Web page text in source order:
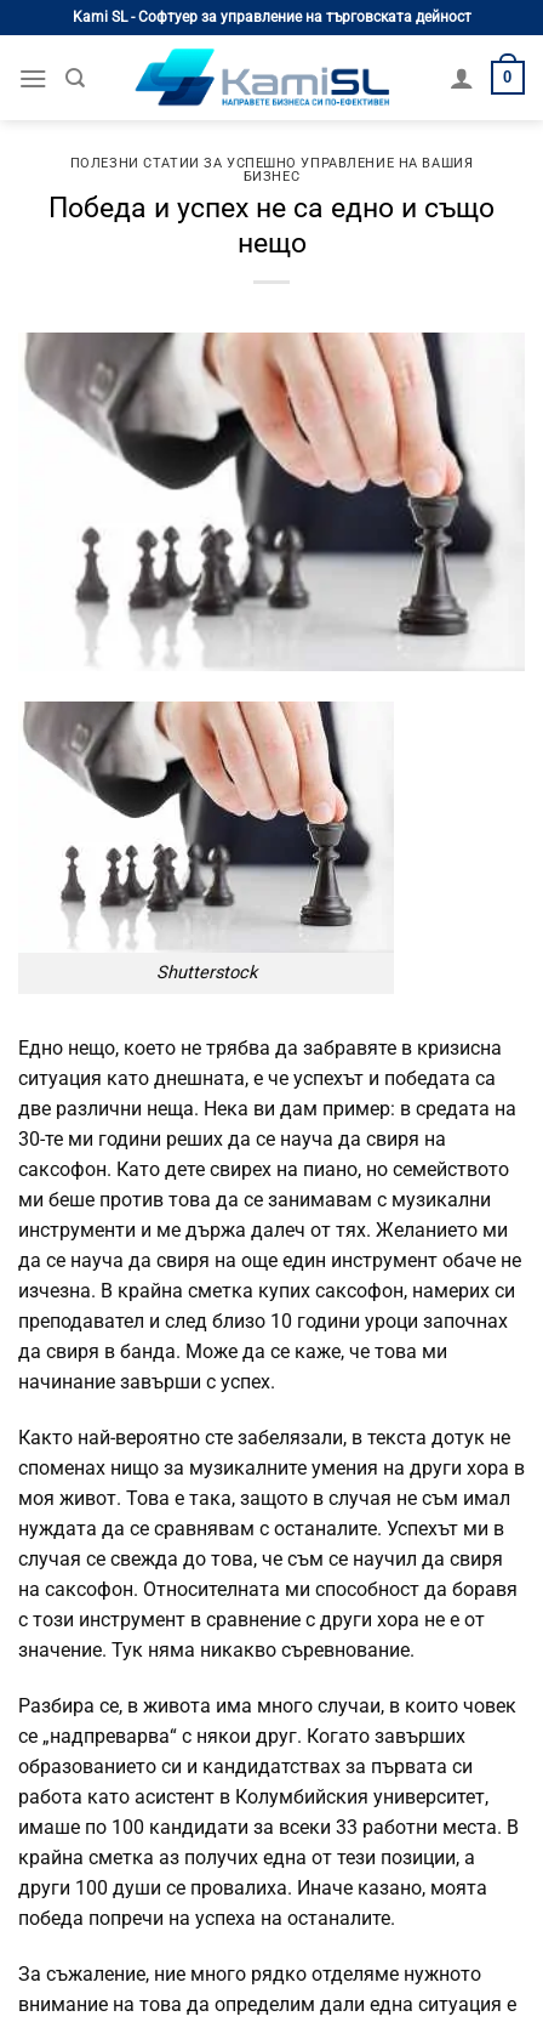
content
Kami SL - Софтуер за управление на търговската дейност
0
ПОЛЕЗНИ СТАТИИ ЗА УСПЕШНО УПРАВЛЕНИЕ НА ВАШИЯ
БИЗНЕС
Победа и успех не са едно и също
нещо
Shutterstock
Едно нещо, което не трябва да забравяте в кризисна
ситуация като днешната, е че успехът и победата са
две различни неща. Нека ви дам пример: в средата на
30-те ми години реших да се науча да свиря на
саксофон. Като дете свирех на пиано, но семейството
ми беше против това да се занимавам с музикални
инструменти и ме държа далеч от тях. Желанието ми
да се науча да свиря на още един инструмент обаче не
изчезна. В крайна сметка купих саксофон, намерих си
преподавател и след близо 10 години уроци започнах
да свиря в банда. Може да се каже, че това ми
начинание завърши с успех.
Както най-вероятно сте забелязали, в текста дотук не
споменах нищо за музикалните умения на други хора в
моя живот. Това е така, защото в случая не съм имал
нуждата да се сравнявам с останалите. Успехът ми в
случая се свежда до това, че съм се научил да свиря
на саксофон. Относителната ми способност да боравя
с този инструмент в сравнение с други хора не е от
значение. Тук няма никакво съревнование.
Разбира се, в живота има много случаи, в които човек
се „надпреварва“ с някои друг. Когато завърших
образованието си и кандидатствах за първата си
работа като асистент в Колумбийския университет,
имаше по 100 кандидати за всеки 33 работни места. В
крайна сметка аз получих една от тези позиции, а
други 100 души се провалиха. Иначе казано, моята
победа попречи на успеха на останалите.
За съжаление, ние много рядко отделяме нужното
внимание на това да определим дали една ситуация е